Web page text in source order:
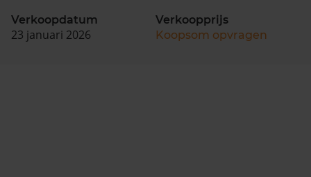
Verkoopdatum
23 januari 2026
Verkoopprijs
Koopsom opvragen